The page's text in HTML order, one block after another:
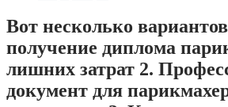
Вот несколько
получение диплома
лишних затрат 2.
документ для